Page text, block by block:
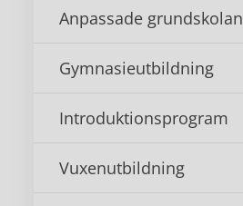
Anpassade grundskolan
Gymnasieutbildning
Introduktionsprogram
Vuxenutbildning